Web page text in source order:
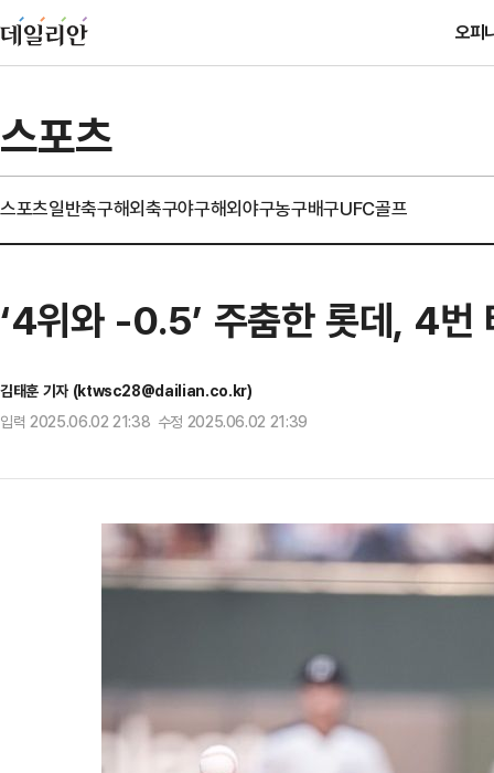
오피
스포츠
스포츠일반축구해외축구야구해외야구농구배구UFC골프
‘4위와 -0.5’ 주춤한 롯데, 4번
김태훈 기자 (ktwsc28@dailian.co.kr)
입력 2025.06.02 21:38 수정 2025.06.02 21:39